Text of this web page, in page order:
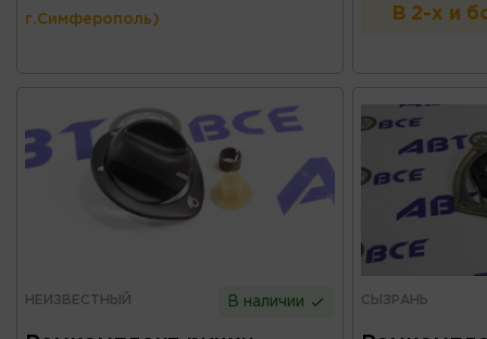
г.Симферополь) В 2-х и
НЕИЗВЕСТНЫЙ В наличии СЫЗРАНЬ